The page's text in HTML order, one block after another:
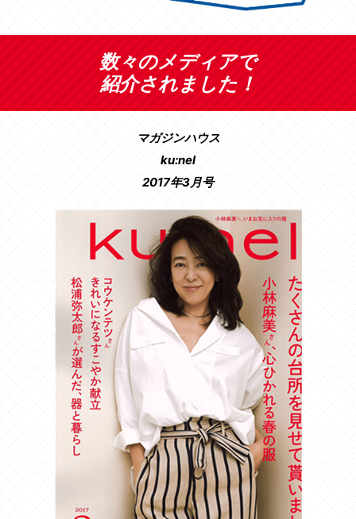
数々のメディアで
紹介されました！
マガジンハウス
ku:nel
2017年3月号